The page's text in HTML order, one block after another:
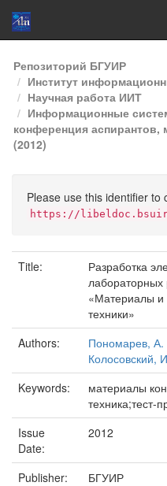
Skip
navigation
Репозиторий БГУИР
Институт
Научная работа ИИТ
Информационные
конференция аспирантов,
(2012)
Please use this identifier to
https://
Title:
Разработка
лабораторных
«Материалы и
техники»
Authors:
Пономарев, А.
Колосовский,
Keywords:
материалы
техника;тест-
Issue
Date:
2012
Publisher:
БГУИР